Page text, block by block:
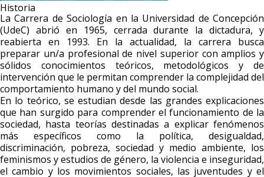
Historia
La Carrera de Sociología en la Universidad de Concepción
(UdeC) abrió en 1965, cerrada durante la dictadura, y
reabierta en 1993. En la actualidad, la carrera busca
preparar un/a profesional de nivel superior con amplios y
sólidos conocimientos teóricos, metodológicos y de
intervención que le permitan comprender la complejidad del
comportamiento humano y del mundo social.
En lo teórico, se estudian desde las grandes explicaciones
que han surgido para comprender el funcionamiento de la
sociedad, hasta teorías destinadas a explicar fenómenos
más específicos como la política, desigualdad,
discriminación, pobreza, sociedad y medio ambiente, los
feminismos y estudios de género, la violencia e inseguridad,
el cambio y los movimientos sociales, las juventudes y el